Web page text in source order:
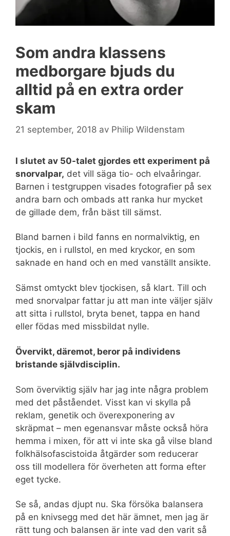
Som andra klassens
medborgare bjuds du
alltid på en extra order
skam
21 september, 2018 av Philip Wildenstam
I slutet av 50-talet gjordes ett experiment på
snorvalpar, det vill säga tio- och elvaåringar.
Barnen i testgruppen visades fotografier på sex
andra barn och ombads att ranka hur mycket
de gillade dem, från bäst till sämst.
Bland barnen i bild fanns en normalviktig, en
tjockis, en i rullstol, en med kryckor, en som
saknade en hand och en med vanställt ansikte.
Sämst omtyckt blev tjockisen, så klart. Till och
med snorvalpar fattar ju att man inte väljer själv
att sitta i rullstol, bryta benet, tappa en hand
eller födas med missbildat nylle.
Övervikt, däremot, beror på individens
bristande självdisciplin.
Som överviktig själv har jag inte några problem
med det påståendet. Visst kan vi skylla på
reklam, genetik och överexponering av
skräpmat – men egenansvar måste också höra
hemma i mixen, för att vi inte ska gå vilse bland
folkhälsofascistoida åtgärder som reducerar
oss till modellera för överheten att forma efter
eget tycke.
Se så, andas djupt nu. Ska försöka balansera
på en knivsegg med det här ämnet, men jag är
rätt tung och balansen är inte vad den varit så